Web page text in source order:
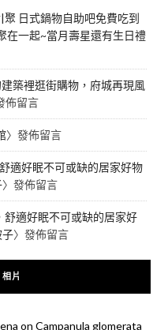
聚 日式鍋物自助吧免費吃到
在一起~當月壽星還有生日禮
築裡逛街購物，府城再現風
佈留言
〉發佈留言
適好眠不可或缺的居家好物
〉發佈留言
舒適好眠不可或缺的居家好
子〉發佈留言
片